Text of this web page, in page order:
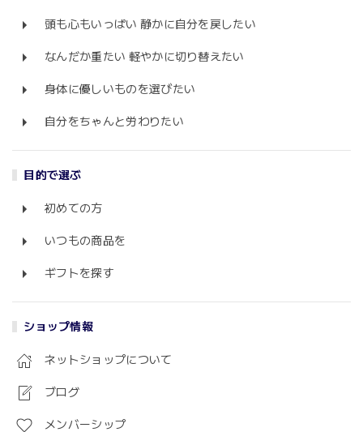
頭も心もいっぱい 静かに自分を戻したい
なんだか重たい 軽やかに切り替えたい
身体に優しいものを選びたい
自分をちゃんと労わりたい
目的で選ぶ
初めての方
いつもの商品を
ギフトを探す
ショップ情報
ネットショップについて
ブログ
メンバーシップ